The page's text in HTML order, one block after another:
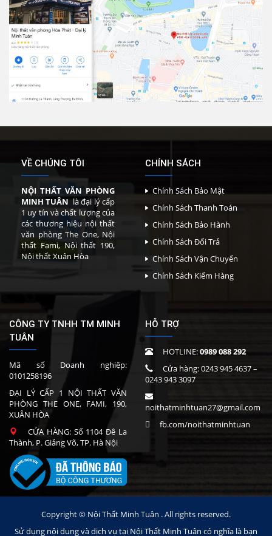
VỀ CHÚNG TÔI
NỘI THẤT VĂN PHÒNG
MINH TUÂN là đại lý cấp
1 uy tín và chất lượng của
các thương hiệu nội thất
văn phòng The One, Nội
thất Fami, Nội thất 190,
Nội thất Xuân Hòa
CHÍNH SÁCH
Chính Sách Bảo Mật
Chính Sách Thanh Toán
Chính Sách Bảo Hành
Chính Sách Đổi Trả
Chính Sách Vận Chuyển
Chính Sách Kiểm Hàng
CÔNG TY TNHH TM MINH
TUÂN
Mã số Doanh nghiệp:
0101258196
ĐẠI LÝ CẤP 1 NỘI THẤT VĂN
PHÒNG THE ONE, FAMI, 190,
XUÂN HÒA
CỬA HÀNG: Số 1104 Đê La
Thành, P. Giảng Võ, TP. Hà Nội
HỖ TRỢ
HOTLINE:0989 088 292
Cửa hàng:0243 945 4637–
0243 943 3097
noithatminhtuan27@gmail.com
fb.com/noithatminhtuan
Copyright © Nội Thất Minh Tuân . All rights reserved.
Sử dụng nội dung và dịch vụ tại Nội Thất Minh Tuân có nghĩa là bạn